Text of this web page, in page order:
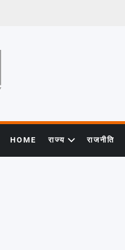
HOME राज्य राजनीति